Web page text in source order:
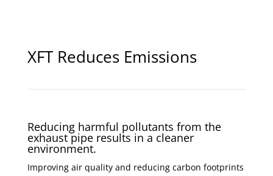
XFT Reduces Emissions
Reducing harmful pollutants from the
exhaust pipe results in a cleaner
environment.
Improving air quality and reducing carbon footprints